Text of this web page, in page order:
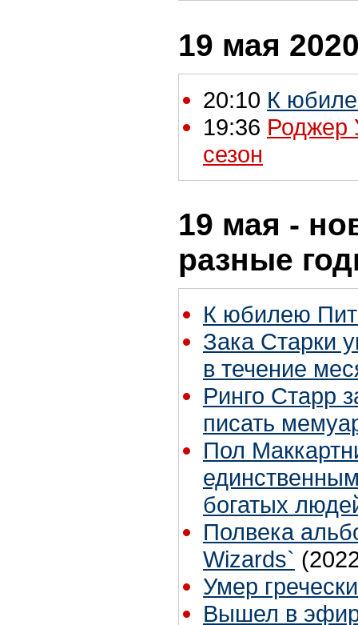
19 мая
20:10 К
19:36 Роджер
сезон
19 мая -
разные
К юбилею
Зака Старки
в течение
Ринго Старр
писать
Пол
богатых
Полвека
Wizards`
Умер
Вышел в